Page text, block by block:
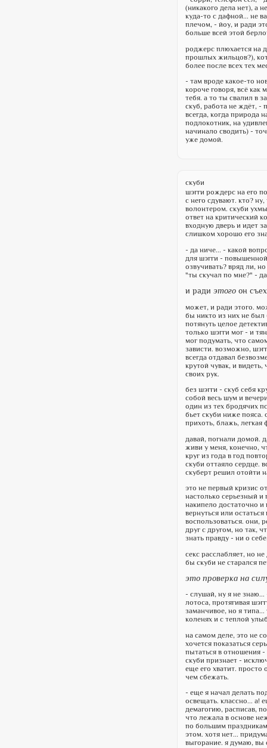
(никакого дела нет), а
куда-то с дафной... не
плечом, - йоу, и ради
больше всей этой
роджерс плюхается на
прошлых жильцов?),
более после всех тех
- там вроде какое-то
короче говоря, всё как
тебя. а то ты свалил в
скуб, работа не ждёт, -
всегда, когда природа
подлокотник, на
начинало сводить) -
уже домой.
скуби
шэгги рождерс на его
с него сдувают. кто?
волонтером. скуби
ответ на критический
входную дверь и идет
слишком хорошо его
- да ниче... - какой
для шэгги -
озвучивать? вряд ли,
"ты скучал по мне?" -
и ради этогоон
может, и ради этого.
бы никто из них не был
потянуть целое
только шэгги мог - и
мог подумать, что
зависти. возможно,
всегда отдавал
крутой чувак, и
своих рук.
без шэгги - скуб себя
собой весь шум и
один из тех бродячих
бьет скуби ниже
прихоть, блажь, легкая
давай, погнали домой.
живи у меня, конечно,
круг из года в год
скуби оттаяло сердце.
скуберт решил отойти
это не первый кризис
настолько серьезный
накипело достаточно и
вернуться или
воспользоваться. они,
друг с другом, но так,
знать правду - ни о
секс расслабляет, но
бы скуби не старался
это проверка на
- слушай, ну я не знаю...
лотоса, протягивая
заманчивое, но я
коленях и с теплой
на самом деле, это не
хочется показаться
пытаться в отношения -
скуби признает -
еще его хватит. просто
чем сбежать.
- еще я начал делать
освещать. классно... а!
демагогию, расписав,
что лежала в основе
по большим
этом. хотя нет...
выгорание. я думаю, вы